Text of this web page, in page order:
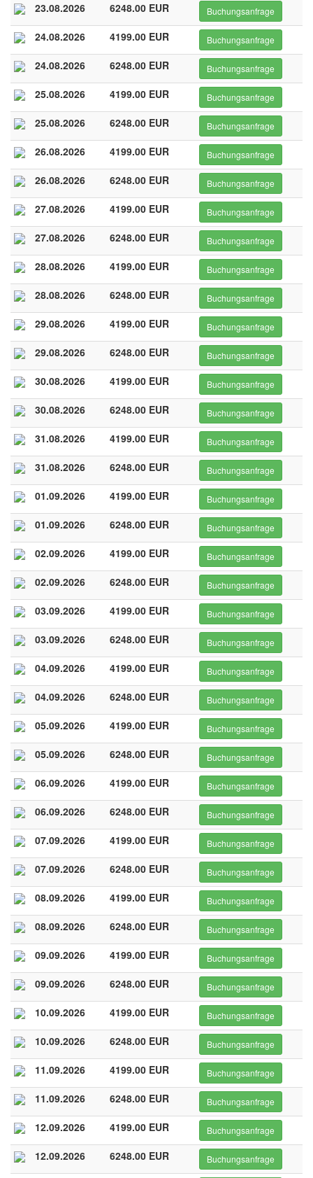
23.08.2026 6248.00 EUR Buchungsanfrage
24.08.2026 4199.00 EUR Buchungsanfrage
24.08.2026 6248.00 EUR Buchungsanfrage
25.08.2026 4199.00 EUR Buchungsanfrage
25.08.2026 6248.00 EUR Buchungsanfrage
26.08.2026 4199.00 EUR Buchungsanfrage
26.08.2026 6248.00 EUR Buchungsanfrage
27.08.2026 4199.00 EUR Buchungsanfrage
27.08.2026 6248.00 EUR Buchungsanfrage
28.08.2026 4199.00 EUR Buchungsanfrage
28.08.2026 6248.00 EUR Buchungsanfrage
29.08.2026 4199.00 EUR Buchungsanfrage
29.08.2026 6248.00 EUR Buchungsanfrage
30.08.2026 4199.00 EUR Buchungsanfrage
30.08.2026 6248.00 EUR Buchungsanfrage
31.08.2026 4199.00 EUR Buchungsanfrage
31.08.2026 6248.00 EUR Buchungsanfrage
01.09.2026 4199.00 EUR Buchungsanfrage
01.09.2026 6248.00 EUR Buchungsanfrage
02.09.2026 4199.00 EUR Buchungsanfrage
02.09.2026 6248.00 EUR Buchungsanfrage
03.09.2026 4199.00 EUR Buchungsanfrage
03.09.2026 6248.00 EUR Buchungsanfrage
04.09.2026 4199.00 EUR Buchungsanfrage
04.09.2026 6248.00 EUR Buchungsanfrage
05.09.2026 4199.00 EUR Buchungsanfrage
05.09.2026 6248.00 EUR Buchungsanfrage
06.09.2026 4199.00 EUR Buchungsanfrage
06.09.2026 6248.00 EUR Buchungsanfrage
07.09.2026 4199.00 EUR Buchungsanfrage
07.09.2026 6248.00 EUR Buchungsanfrage
08.09.2026 4199.00 EUR Buchungsanfrage
08.09.2026 6248.00 EUR Buchungsanfrage
09.09.2026 4199.00 EUR Buchungsanfrage
09.09.2026 6248.00 EUR Buchungsanfrage
10.09.2026 4199.00 EUR Buchungsanfrage
10.09.2026 6248.00 EUR Buchungsanfrage
11.09.2026 4199.00 EUR Buchungsanfrage
11.09.2026 6248.00 EUR Buchungsanfrage
12.09.2026 4199.00 EUR Buchungsanfrage
12.09.2026 6248.00 EUR Buchungsanfrage